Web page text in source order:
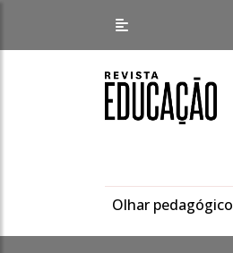
Olhar pedagógico